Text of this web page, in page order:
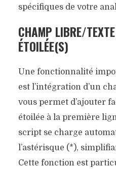
spécifiques de votre
CHAMP LIBRE/
ÉTOILÉE(S)
Une fonctionnalité
est l’intégration d’un
vous permet d’ajouter
étoilée à la première
script se charge
l’astérisque (*),
Cette fonction est